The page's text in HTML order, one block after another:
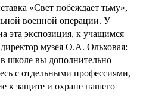
«Свет побеждает тьму»,
военной операции. У
эта экспозиция, к учащимся
музея О.А. Ольховая:
школе вы дополнительно
с отдельными профессиями,
к защите и охране нашего